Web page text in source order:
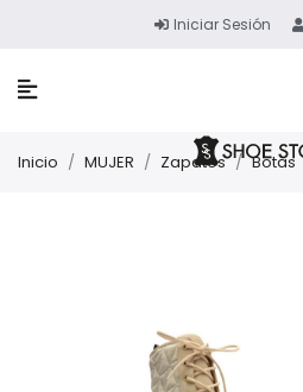
Iniciar Sesión
Inicio / MUJER / Zapatos / Botas